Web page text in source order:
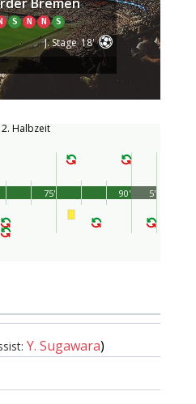
S N N S
J. Stage 18'
2. Halbzeit
90'
75' 5'
Y. Sugawara)